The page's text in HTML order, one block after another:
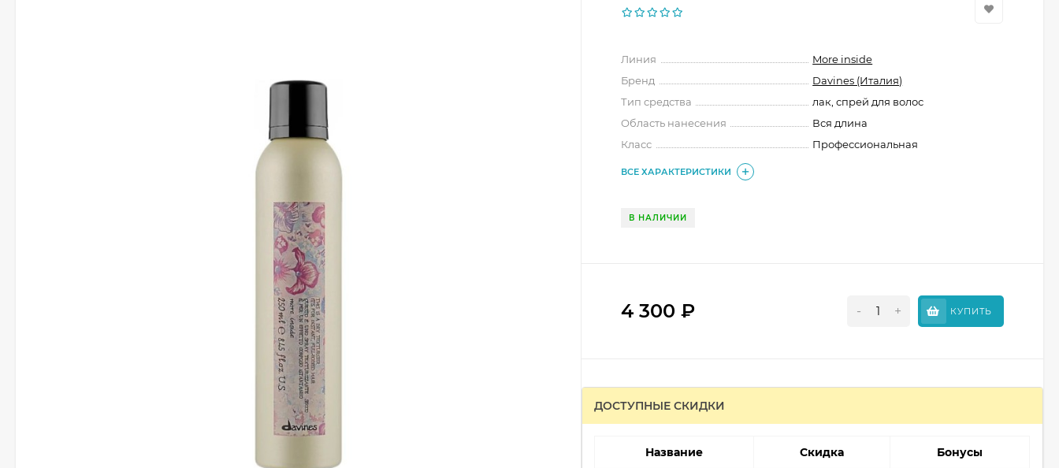
Линия
More inside
Бренд
Davines (Италия)
Тип средства
лак, спрей для волос
Область нанесения
Вся длина
Класс
Профессиональная
ВСЕ ХАРАКТЕРИСТИКИ
В НАЛИЧИИ
4 300₽ - + КУПИТЬ
ДОСТУПНЫЕ СКИДКИ
Название Скидка Бонусы